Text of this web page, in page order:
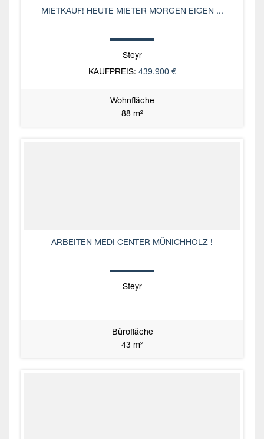
MIETKAUF! HEUTE MIETER MORGEN EIGEN ...
Steyr
KAUFPREIS: 439.900 €
Wohnfläche
88 m²
ARBEITEN MEDI CENTER MÜNICHHOLZ !
Steyr
Bürofläche
43 m²